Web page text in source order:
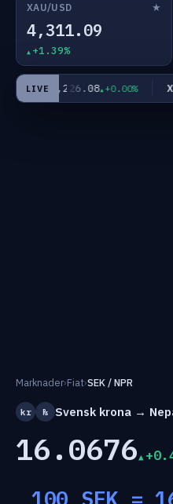
XAU/USD ★
4,311.09
+1.39%
LIVE
USD64,226.08 +0.00%
Marknader›Fiat›SEK / NPR
kr ₨ Svensk krona →
16.0676
100 SEK =